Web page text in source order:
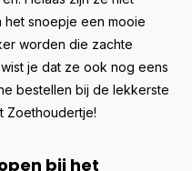
het snoepje een mooie
worden die zachte
je dat ze ook nog eens
bestellen bij de lekkerste
Zoethoudertje!
bij het